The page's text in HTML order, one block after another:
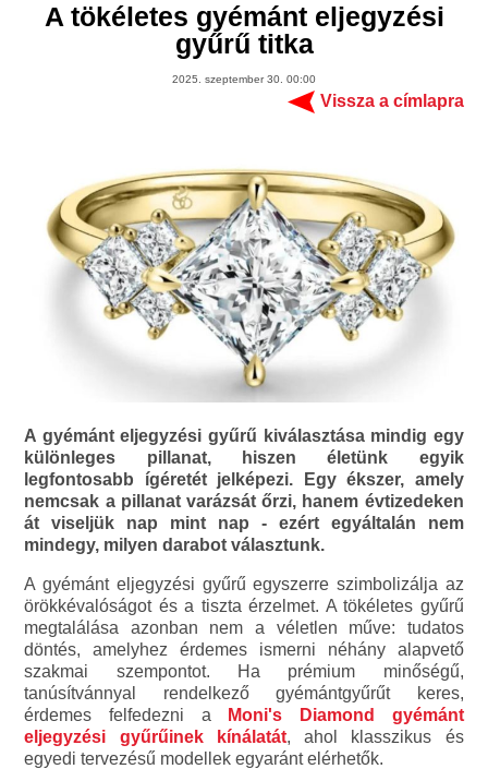
A tökéletes gyémánt eljegyzési
gyűrű titka
2025. szeptember 30. 00:00
Vissza a címlapra
A gyémánt eljegyzési gyűrű kiválasztása mindig egy
különleges pillanat, hiszen életünk egyik
legfontosabb ígéretét jelképezi. Egy ékszer, amely
nemcsak a pillanat varázsát őrzi, hanem évtizedeken
át viseljük nap mint nap - ezért egyáltalán nem
mindegy, milyen darabot választunk.
A gyémánt eljegyzési gyűrű egyszerre szimbolizálja az
örökkévalóságot és a tiszta érzelmet. A tökéletes gyűrű
megtalálása azonban nem a véletlen műve: tudatos
döntés, amelyhez érdemes ismerni néhány alapvető
szakmai szempontot. Ha prémium minőségű,
tanúsítvánnyal rendelkező gyémántgyűrűt keres,
érdemes felfedezni a
Moni's Diamond
gyémánt
eljegyzési gyűrűinek kínálatát, ahol klasszikus és
egyedi tervezésű modellek egyaránt elérhetők.